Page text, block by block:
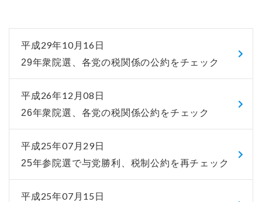
平成29年10月16日
29年衆院選、各党の税関係の公約をチェック
平成26年12月08日
26年衆院選、各党の税関係公約をチェック
平成25年07月29日
25年参院選で与党勝利、税制公約を再チェック
平成25年07月15日